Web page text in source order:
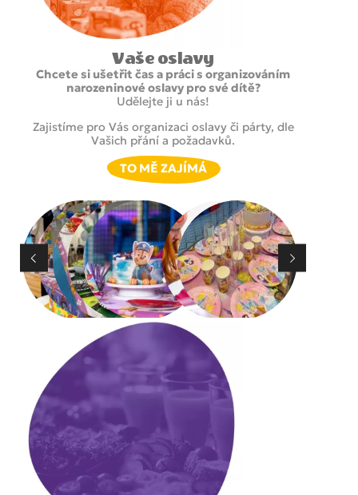
Vaše oslavy
Chcete si ušetřit čas a práci s organizováním
narozeninové oslavy pro své dítě?
Udělejte ji u nás!
Zajistíme pro Vás organizaci oslavy či párty, dle
Vašich přání a požadavků.
TO MĚ ZAJÍMÁ